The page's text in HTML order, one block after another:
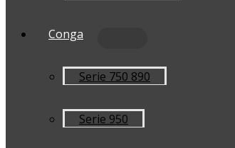
Conga
Serie 750 890
Serie 950